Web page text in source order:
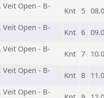
Open - B-
Knt 5
Open - B-
Knt 6
Open - B-
Knt 7
Open - B-
Knt 8
Open - B-